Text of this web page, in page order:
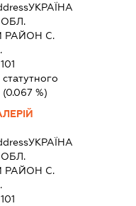
УКРАЇНА
РАЙОН С.
(0.067 %)
УКРАЇНА
РАЙОН С.